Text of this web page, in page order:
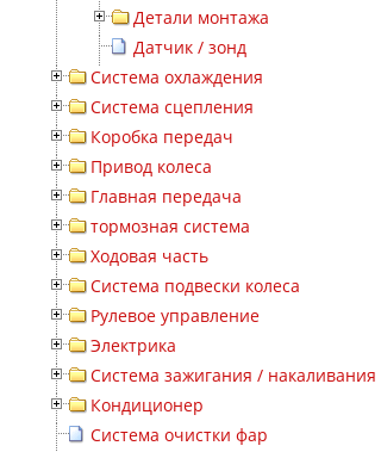
Детали монтажа
Датчик / зонд
Система охлаждения
Система сцепления
Коробка передач
Привод колеса
Главная передача
тормозная система
Ходовая часть
Система подвески колеса
Рулевое управление
Электрика
Система зажигания / накаливания
Кондиционер
Система очистки фар